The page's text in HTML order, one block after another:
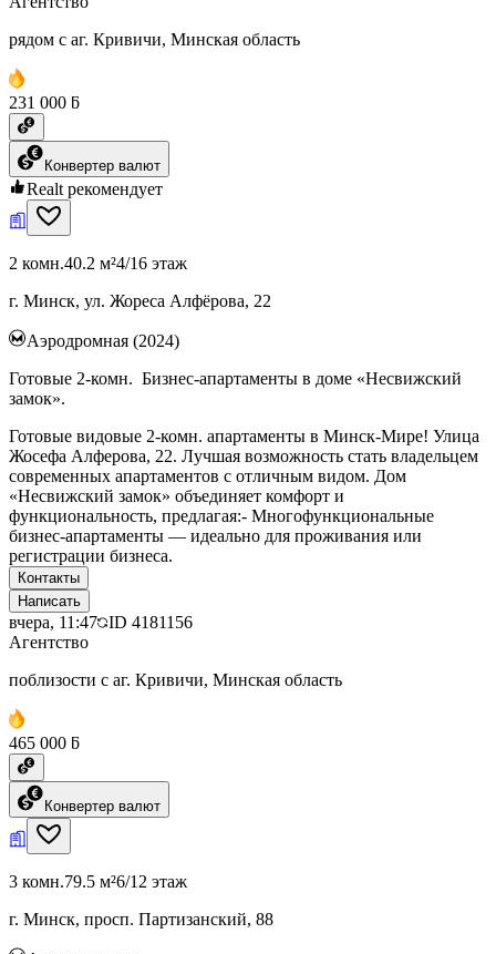
рядом с аг. Кривичи, Минская область
231 000 ƃ
Конвертер валют
Realt рекомендует
2 комн.40.2 м²4/16 этаж
г. Минск, ул. Жореса Алфёрова, 22
Аэродромная (2024)
Готовые 2-комн. Бизнес-апартаменты в доме «Несвижский
замок».
Готовые видовые 2-комн. апартаменты в Минск-Мире! Улица
Жосефа Алферова, 22. Лучшая возможность стать владельцем
современных апартаментов с отличным видом. Дом
«Несвижский замок» объединяет комфорт и
функциональность, предлагая:- Многофункциональные
бизнес-апартаменты — идеально для проживания или
регистрации бизнеса.
Контакты
Написать
вчера, 11:47 ID 4181156
Агентство
поблизости с аг. Кривичи, Минская область
465 000 ƃ
Конвертер валют
3 комн.79.5 м²6/12 этаж
г. Минск, просп. Партизанский, 88